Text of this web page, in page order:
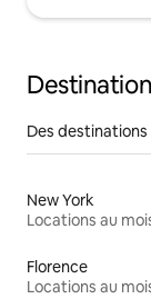
Des
New York
Locations au
Florence
Locations au